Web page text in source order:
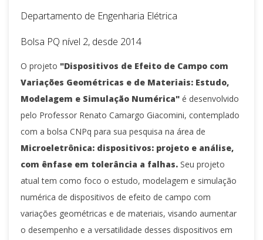
Departamento de Engenharia Elétrica
Bolsa PQ nível 2, desde 2014
O projeto "Dispositivos de Efeito de Campo com
Variações Geométricas e de Materiais: Estudo,
Modelagem e Simulação Numérica" é desenvolvido
pelo Professor Renato Camargo Giacomini, contemplado
com a bolsa CNPq para sua pesquisa na área de
Microeletrônica: dispositivos: projeto e análise,
com ênfase em tolerância a falhas. Seu projeto
atual tem como foco o estudo, modelagem e simulação
numérica de dispositivos de efeito de campo com
variações geométricas e de materiais, visando aumentar
o desempenho e a versatilidade desses dispositivos em